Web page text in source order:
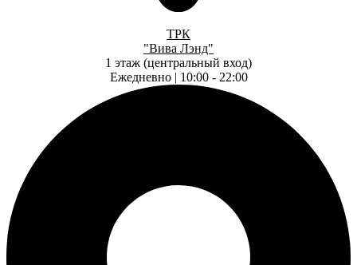
ТРК
"Вива Лэнд"
1 этаж (центральный вход)
Ежедневно | 10:00 - 22:00